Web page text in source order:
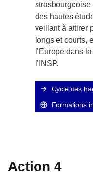
strasbourgeoise
des hautes
veillant à attirer
longs et courts,
l’Europe dans
l’INSP.
Cycle des
Formations
Action 4